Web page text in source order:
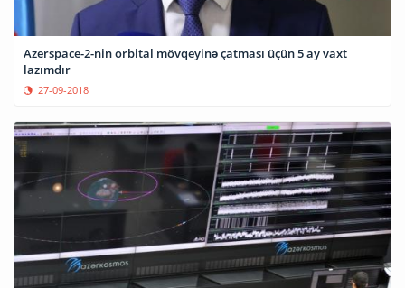
Azerspace-2-nin orbital mövqeyinə çatması üçün 5 ay vaxt
lazımdır
27-09-2018